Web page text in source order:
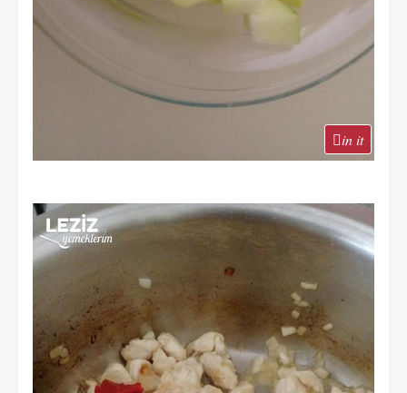
in it